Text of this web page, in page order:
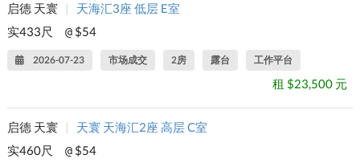
启德 天寰 |
天海汇3座 低层 E室
实433尺
@ $54
2026-07-23 市场成交 2房 露台 工作平台
租 $23,500 元
启德 天寰 |
天寰 天海汇2座 高层 C室
实460尺
@ $54